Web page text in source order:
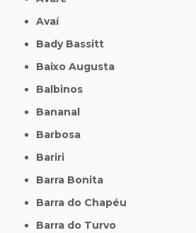
Avaí
Bady Bassitt
Baixo Augusta
Balbinos
Bananal
Barbosa
Bariri
Barra Bonita
Barra do Chapéu
Barra do Turvo